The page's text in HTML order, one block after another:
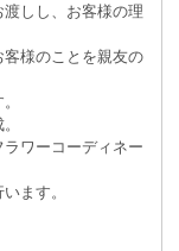
しし、お客様の理
様のことを親友の
ワーコーディネー
ます。